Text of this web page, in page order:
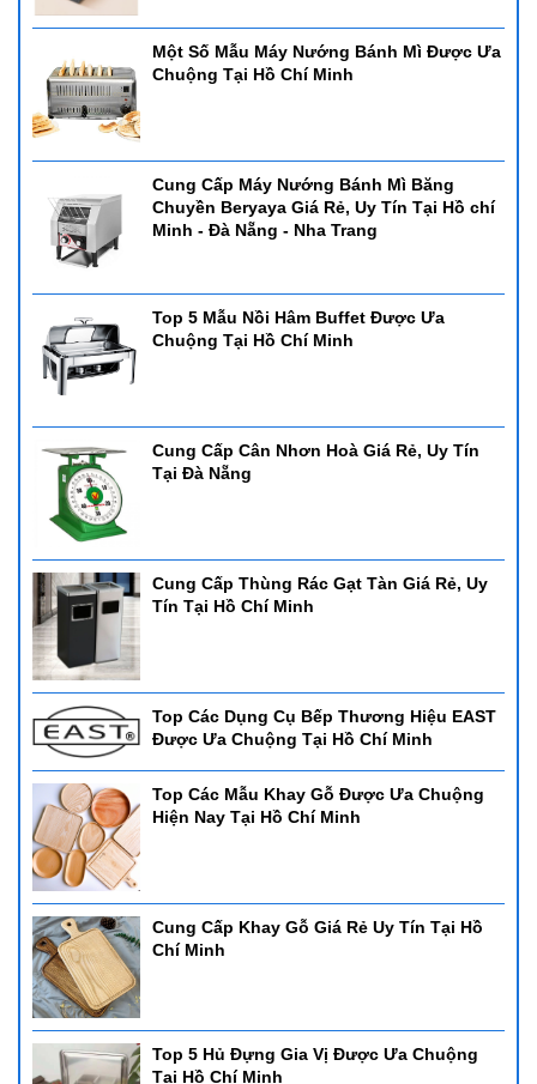
Một Số Mẫu Máy Nướng Bánh Mì Được Ưa
Chuộng Tại Hồ Chí Minh
Cung Cấp Máy Nướng Bánh Mì Băng
Chuyền Beryaya Giá Rẻ, Uy Tín Tại Hồ chí
Minh - Đà Nẵng - Nha Trang
Top 5 Mẫu Nồi Hâm Buffet Được Ưa
Chuộng Tại Hồ Chí Minh
Cung Cấp Cân Nhơn Hoà Giá Rẻ, Uy Tín
Tại Đà Nẵng
Cung Cấp Thùng Rác Gạt Tàn Giá Rẻ, Uy
Tín Tại Hồ Chí Minh
Top Các Dụng Cụ Bếp Thương Hiệu EAST
Được Ưa Chuộng Tại Hồ Chí Minh
Top Các Mẫu Khay Gỗ Được Ưa Chuộng
Hiện Nay Tại Hồ Chí Minh
Cung Cấp Khay Gỗ Giá Rẻ Uy Tín Tại Hồ
Chí Minh
Top 5 Hủ Đựng Gia Vị Được Ưa Chuộng
Tại Hồ Chí Minh